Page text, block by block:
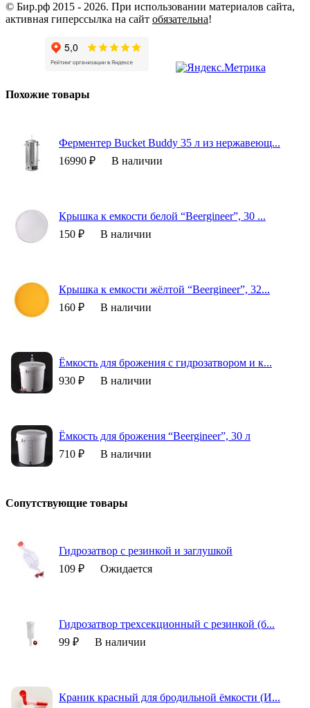
© Бир.рф 2015 - 2026. При использовании материалов сайта,
активная гиперссылка на сайт обязательна!
Похожие товары
Ферментер Bucket Buddy 35 л из нержавеющ...
16990 ₽
В наличии
Крышка к емкости белой “Beergineer”, 30 ...
150 ₽
В наличии
Крышка к емкости жёлтой “Beergineer”, 32...
160 ₽
В наличии
Ёмкость для брожения с гидрозатвором и к...
930 ₽
В наличии
Ёмкость для брожения “Beergineer”, 30 л
710 ₽
В наличии
Сопутствующие товары
Гидрозатвор с резинкой и заглушкой
109 ₽
Ожидается
Гидрозатвор трехсекционный с резинкой (б...
99 ₽
В наличии
Краник красный для бродильной ёмкости (И...